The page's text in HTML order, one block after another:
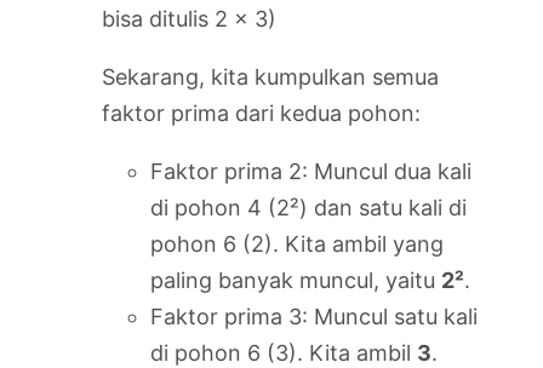
bisa ditulis 2 x 3)
Sekarang, kita kumpulkan semua
faktor prima dari kedua pohon:
Faktor prima 2: Muncul dua kali
di pohon 4 (2²) dan satu kali di
pohon 6 (2). Kita ambil yang
paling banyak muncul, yaitu 2².
Faktor prima 3: Muncul satu kali
di pohon 6 (3). Kita ambil 3.